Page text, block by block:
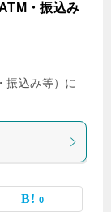
・振込み
振込み等）に
0